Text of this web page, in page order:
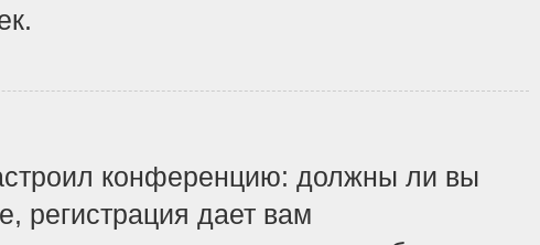
конференцию: должны ли вы
регистрация дает вам